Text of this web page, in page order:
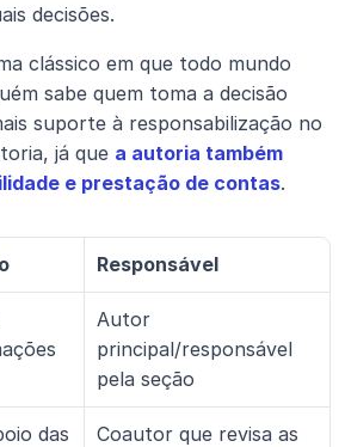
decisões.
clássico em que todo mundo
sabe quem toma a decisão
suporte à responsabilização no
já que a autoria também
e prestação de contas.
Responsável
Autor
principal/responsável
pela seção
das
Coautor que revisa as